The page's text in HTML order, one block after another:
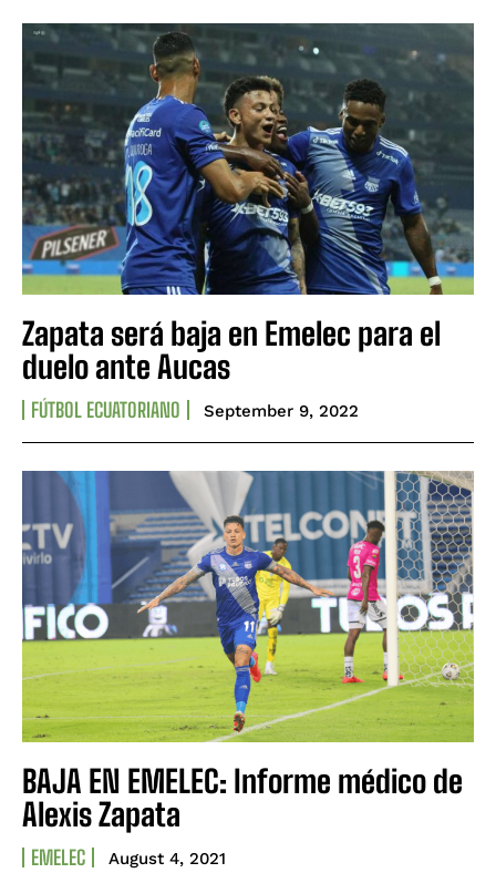
Zapata será baja en Emelec para el
duelo ante Aucas
FÚTBOL ECUATORIANO September 9, 2022
BAJA EN EMELEC: Informe médico de
Alexis Zapata
EMELEC August 4, 2021